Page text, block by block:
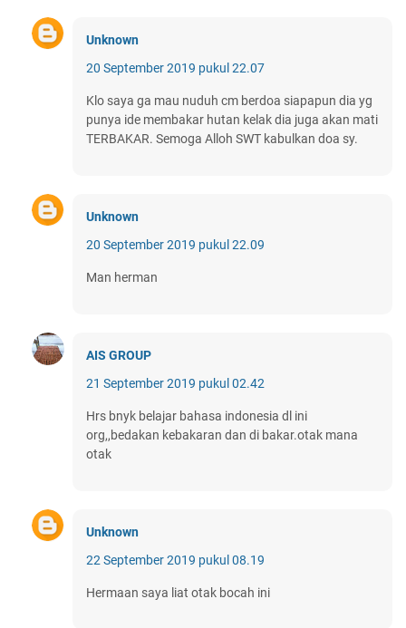
Unknown
20 September 2019 pukul 22.07
Klo saya ga mau nuduh cm berdoa siapapun dia yg
punya ide membakar hutan kelak dia juga akan mati
TERBAKAR. Semoga Alloh SWT kabulkan doa sy.
Unknown
20 September 2019 pukul 22.09
Man herman
AIS GROUP
21 September 2019 pukul 02.42
Hrs bnyk belajar bahasa indonesia dl ini
org,,bedakan kebakaran dan di bakar.otak mana
otak
Unknown
22 September 2019 pukul 08.19
Hermaan saya liat otak bocah ini